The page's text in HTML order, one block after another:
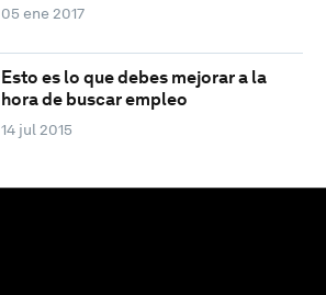
05 ene 2017
Esto es lo que debes mejorar a la
hora de buscar empleo
14 jul 2015